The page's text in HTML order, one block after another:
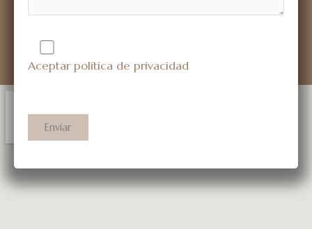
Aceptar política de privacidad